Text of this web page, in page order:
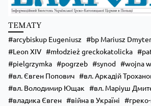
TEMATY
arcybiskup Eugeniusz bp Mariusz
Leon XIV
młodzież greckokatolicka
pielgrzymka
pogrzeb synod wojna
вл. Євген Попович
вл. Аркадій
вл. Володимир Ющак
вл. Маріуш
владика Євген
війна в Україні